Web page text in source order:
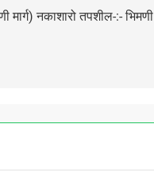
मार्ग) नकाशारो तपशील-:- भिमणी